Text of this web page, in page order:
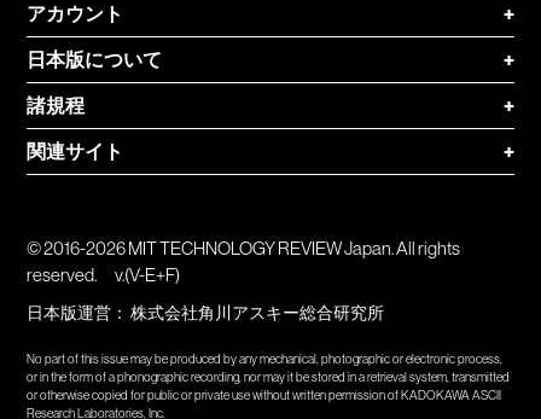
アカウント
+
日本版について
+
諸規程
+
関連サイト
+
© 2016-2026 MIT TECHNOLOGY REVIEW Japan. All rights
reserved.
v.(V-E+F)
日本版運営：株式会社角川アスキー総合研究所
No part of this issue may be produced by any mechanical, photographic or electronic process,
or in the form of a phonographic recording, nor may it be stored in a retrieval system, transmitted
or otherwise copied for public or private use without written permission of KADOKAWA ASCII
Research Laboratories, Inc.